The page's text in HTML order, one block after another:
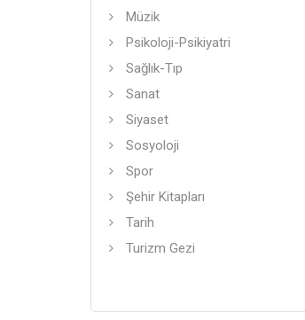
Müzik
Psikoloji-Psikiyatri
Sağlık-Tıp
Sanat
Siyaset
Sosyoloji
Spor
Şehir Kitapları
Tarih
Turizm Gezi